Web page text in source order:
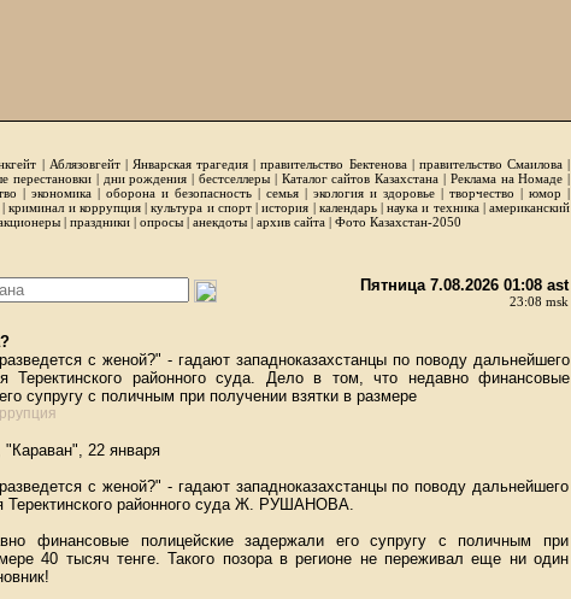
| Аблязовгейт| Январская трагедия |правительство Бектенова| правительство Смаилова|
перестановки| дни рождения | бестселлеры| Каталог сайтов Казахстана | Реклама на Номаде |
| экономика | оборона и безопасность | семья | экология и здоровье | творчество | юмор |
криминал и коррупция|культура и спорт|история | календарь|наука и техника|американский
| праздники | опросы | анекдоты | архив сайта | Фото Казахстан-2050
Пятница 7.08.2026 01:08 ast
23:08 msk
с женой?" - гадают западноказахстанцы по поводу дальнейшего
Теректинского районного суда. Дело в том, что недавно финансовые
супругу с поличным при получении взятки в размере
"Караван", 22 января
с женой?" - гадают западноказахстанцы по поводу дальнейшего
Теректинского районного суда Ж. РУШАНОВА.
финансовые полицейские задержали его супругу с поличным при
40 тысяч тенге. Такого позора в регионе не переживал еще ни один